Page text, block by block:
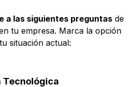
a las siguientes preguntas de
tu empresa. Marca la opción
situación actual:
Tecnológica